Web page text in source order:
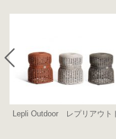
Lepli Outdoor レプリアウト